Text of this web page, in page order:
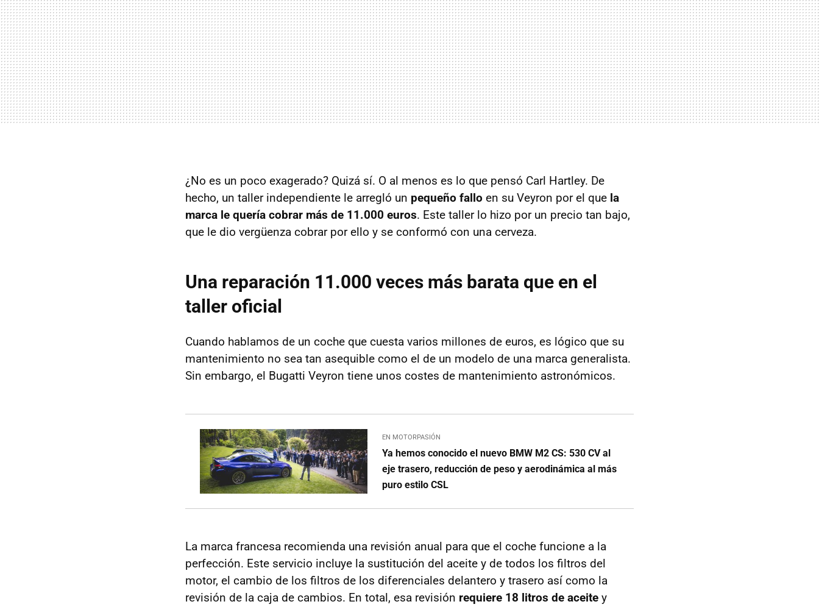
¿No es un poco exagerado? Quizá sí. O al menos es lo que pensó Carl Hartley. De
hecho, un taller independiente le arregló un pequeño fallo en su Veyron por el que la
marca le quería cobrar más de 11.000 euros. Este taller lo hizo por un precio tan bajo,
que le dio vergüenza cobrar por ello y se conformó con una cerveza.
Una reparación 11.000 veces más barata que en el
taller oficial
Cuando hablamos de un coche que cuesta varios millones de euros, es lógico que su
mantenimiento no sea tan asequible como el de un modelo de una marca generalista.
Sin embargo, el Bugatti Veyron tiene unos costes de mantenimiento astronómicos.
EN MOTORPASIÓN
Ya hemos conocido el nuevo BMW M2 CS: 530 CV al
eje trasero, reducción de peso y aerodinámica al más
puro estilo CSL
La marca francesa recomienda una revisión anual para que el coche funcione a la
perfección. Este servicio incluye la sustitución del aceite y de todos los filtros del
motor, el cambio de los filtros de los diferenciales delantero y trasero así como la
revisión de la caja de cambios. En total, esa revisión requiere 18 litros de aceite y